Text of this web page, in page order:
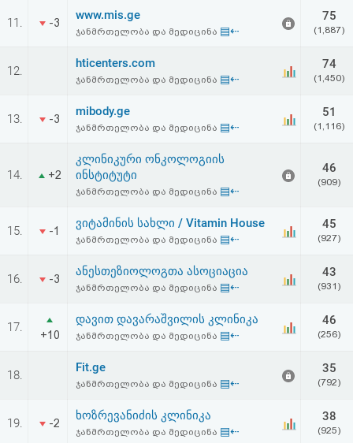
11. -3
www.mis.ge
ჯანმრთელობა და მედიცინა ▤⇠
75
(1,887)
12.
hticenters.com
ჯანმრთელობა და მედიცინა ▤⇠
74
(1,450)
13. -3
mibody.ge
ჯანმრთელობა და მედიცინა ▤⇠
51
(1,116)
14. +2
კლინიკური ონკოლოგიის
ინსტიტუტი
ჯანმრთელობა და მედიცინა ▤⇠
46
(909)
15. -1
ვიტამინის სახლი / Vitamin House
ჯანმრთელობა და მედიცინა ▤⇠
45
(927)
16. -3
ანესთეზიოლოგთა ასოციაცია
ჯანმრთელობა და მედიცინა ▤⇠
43
(931)
17.
+10
დავით დავარაშვილის კლინიკა
ჯანმრთელობა და მედიცინა ▤⇠
46
(256)
18.
Fit.ge
ჯანმრთელობა და მედიცინა ▤⇠
35
(792)
19. -2
ხოზრევანიძის კლინიკა
ჯანმრთელობა და მედიცინა ▤⇠
38
(925)